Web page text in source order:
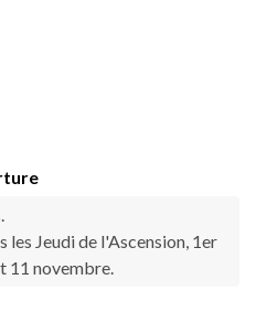
les Jeudi de l'Ascension, 1er
11 novembre.